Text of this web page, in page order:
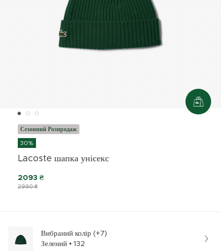
Сезонний Розпродаж
30%
Lacoste шапка унісекс
2990 ₴
2093 ₴
Вибраний колір (+7)
Зелений • 132